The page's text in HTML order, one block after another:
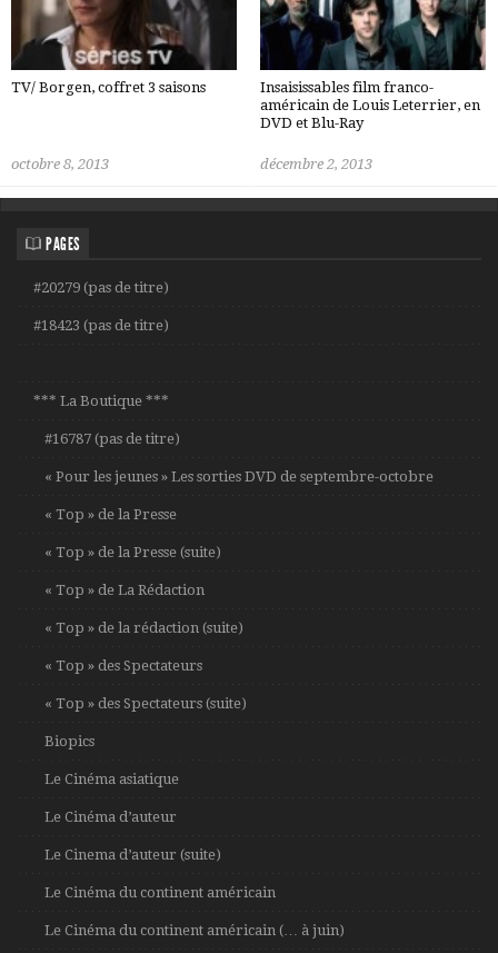
TV/ Borgen, coffret 3 saisons
octobre 8, 2013
Insaisissables film franco-
américain de Louis Leterrier, en
DVD et Blu-Ray
décembre 2, 2013
PAGES
#20279 (pas de titre)
#18423 (pas de titre)
*** La Boutique ***
#16787 (pas de titre)
« Pour les jeunes » Les sorties DVD de septembre-octobre
« Top » de la Presse
« Top » de la Presse (suite)
« Top » de La Rédaction
« Top » de la rédaction (suite)
« Top » des Spectateurs
« Top » des Spectateurs (suite)
Biopics
Le Cinéma asiatique
Le Cinéma d’auteur
Le Cinema d’auteur (suite)
Le Cinéma du continent américain
Le Cinéma du continent américain (… à juin)